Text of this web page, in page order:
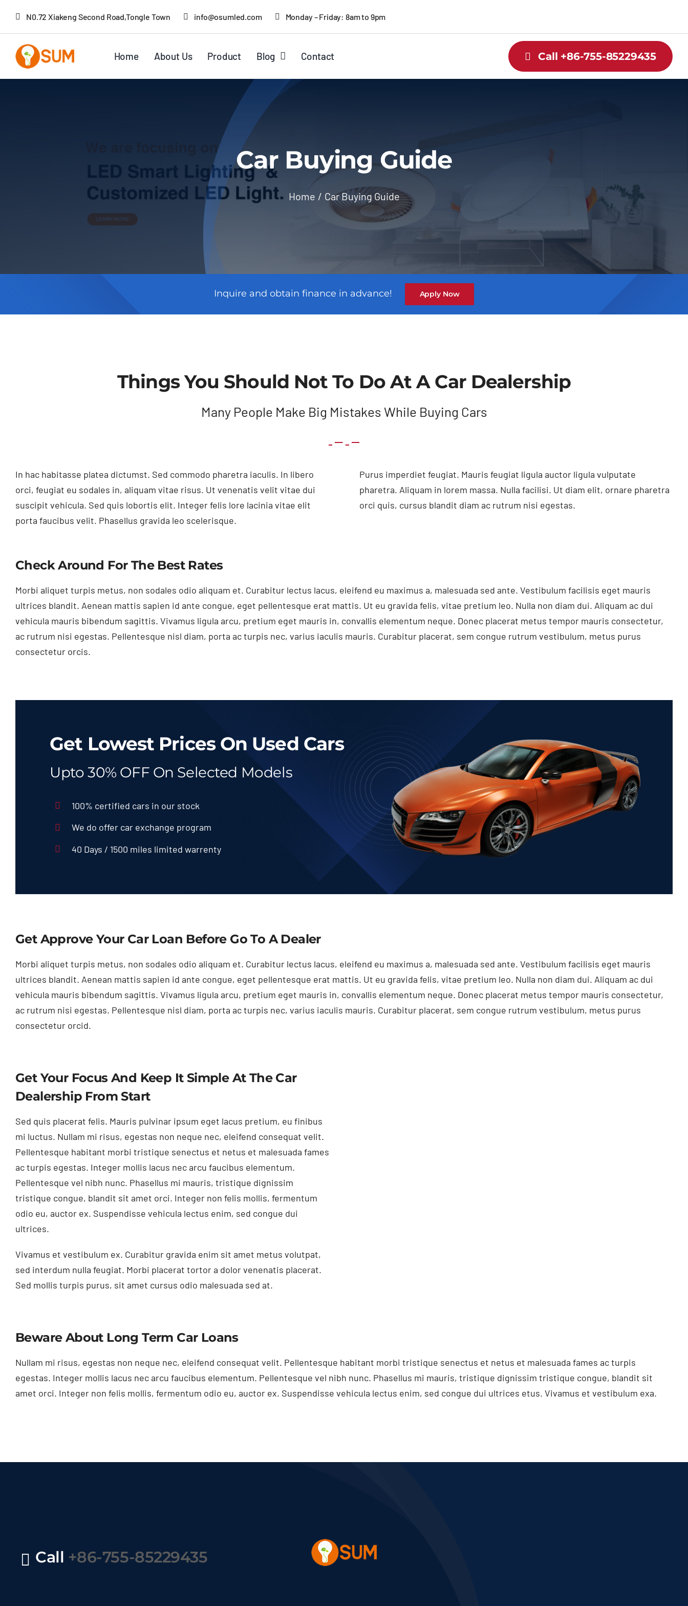
N0.72 Xiakeng Second Road,Tongle Town info@osumled.com Monday – Friday: 8am to 9pm
Home About Us Product Blog Contact Call +86-755-85229435
Car Buying Guide
Home Car Buying Guide
Inquire and obtain finance in advance! Apply Now
Things You Should Not To Do At A Car Dealership
Many People Make Big Mistakes While Buying Cars
In hac habitasse platea dictumst. Sed commodo pharetra iaculis. In libero
orci, feugiat eu sodales in, aliquam vitae risus. Ut venenatis velit vitae dui
suscipit vehicula. Sed quis lobortis elit. Integer felis lore lacinia vitae elit
porta faucibus velit. Phasellus gravida leo scelerisque.
Purus imperdiet feugiat. Mauris feugiat ligula auctor ligula vulputate
pharetra. Aliquam in lorem massa. Nulla facilisi. Ut diam elit, ornare pharetra
orci quis, cursus blandit diam ac rutrum nisi egestas.
Check Around For The Best Rates
Morbi aliquet turpis metus, non sodales odio aliquam et. Curabitur lectus lacus, eleifend eu maximus a, malesuada sed ante. Vestibulum facilisis eget mauris
ultrices blandit. Aenean mattis sapien id ante congue, eget pellentesque erat mattis. Ut eu gravida felis, vitae pretium leo. Nulla non diam dui. Aliquam ac dui
vehicula mauris bibendum sagittis. Vivamus ligula arcu, pretium eget mauris in, convallis elementum neque. Donec placerat metus tempor mauris consectetur,
ac rutrum nisi egestas. Pellentesque nisl diam, porta ac turpis nec, varius iaculis mauris. Curabitur placerat, sem congue rutrum vestibulum, metus purus
consectetur orcis.
Get Lowest Prices On Used Cars
Upto 30% OFF On Selected Models
100% certified cars in our stock
We do offer car exchange program
40 Days / 1500 miles limited warrenty
Get Approve Your Car Loan Before Go To A Dealer
Morbi aliquet turpis metus, non sodales odio aliquam et. Curabitur lectus lacus, eleifend eu maximus a, malesuada sed ante. Vestibulum facilisis eget mauris
ultrices blandit. Aenean mattis sapien id ante congue, eget pellentesque erat mattis. Ut eu gravida felis, vitae pretium leo. Nulla non diam dui. Aliquam ac dui
vehicula mauris bibendum sagittis. Vivamus ligula arcu, pretium eget mauris in, convallis elementum neque. Donec placerat metus tempor mauris consectetur,
ac rutrum nisi egestas. Pellentesque nisl diam, porta ac turpis nec, varius iaculis mauris. Curabitur placerat, sem congue rutrum vestibulum, metus purus
consectetur orcid.
Get Your Focus And Keep It Simple At The Car
Dealership From Start
Sed quis placerat felis. Mauris pulvinar ipsum eget lacus pretium, eu finibus
mi luctus. Nullam mi risus, egestas non neque nec, eleifend consequat velit.
Pellentesque habitant morbi tristique senectus et netus et malesuada fames
ac turpis egestas. Integer mollis lacus nec arcu faucibus elementum.
Pellentesque vel nibh nunc. Phasellus mi mauris, tristique dignissim
tristique congue, blandit sit amet orci. Integer non felis mollis, fermentum
odio eu, auctor ex. Suspendisse vehicula lectus enim, sed congue dui
ultrices.
Vivamus et vestibulum ex. Curabitur gravida enim sit amet metus volutpat,
sed interdum nulla feugiat. Morbi placerat tortor a dolor venenatis placerat.
Sed mollis turpis purus, sit amet cursus odio malesuada sed at.
Beware About Long Term Car Loans
Nullam mi risus, egestas non neque nec, eleifend consequat velit. Pellentesque habitant morbi tristique senectus et netus et malesuada fames ac turpis
egestas. Integer mollis lacus nec arcu faucibus elementum. Pellentesque vel nibh nunc. Phasellus mi mauris, tristique dignissim tristique congue, blandit sit
amet orci. Integer non felis mollis, fermentum odio eu, auctor ex. Suspendisse vehicula lectus enim, sed congue dui ultrices etus. Vivamus et vestibulum exa.
Call +86-755-85229435